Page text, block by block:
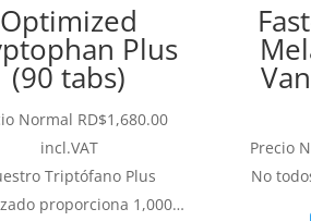
Optimized
Plus
(90 tabs)
Normal RD$1,680.00
incl.VAT
Triptófano Plus
proporciona 1,000…
Precio
No